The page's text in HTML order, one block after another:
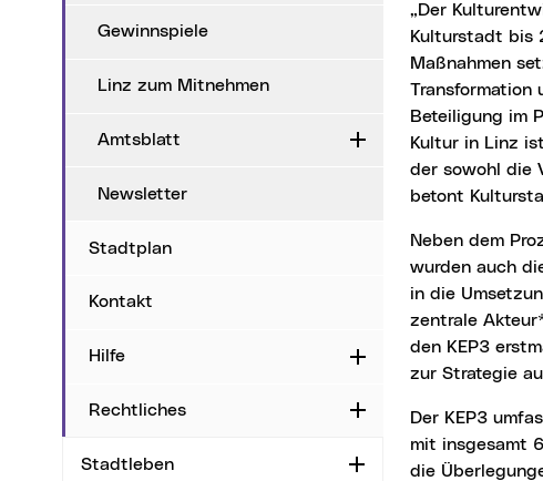
Gewinnspiele
Linz zum Mitnehmen
Amtsblatt Aufklappen
Newsletter
Stadtplan
Kontakt
Hilfe Aufklappen
Rechtliches Aufklappen
Stadtleben Aufklappen
„Der Kulturentwicklungsplan KEP3 gibt eine klare Richtung vor, wie sich Linz als
Kulturstadt bis
Maßnahmen
Transformation
Beteiligung im
Kultur in Linz
der sowohl die
betont
Neben dem Prozess und den inhaltlichen Schwerpunkten des Kulturentwicklungsplans
wurden auch
in die
zentrale
den KEP3
zur Strategie
Der KEP3 umfasst neben der Vision für die Kulturstadt 2035 und den acht Schwerpunkten
mit insgesamt
die